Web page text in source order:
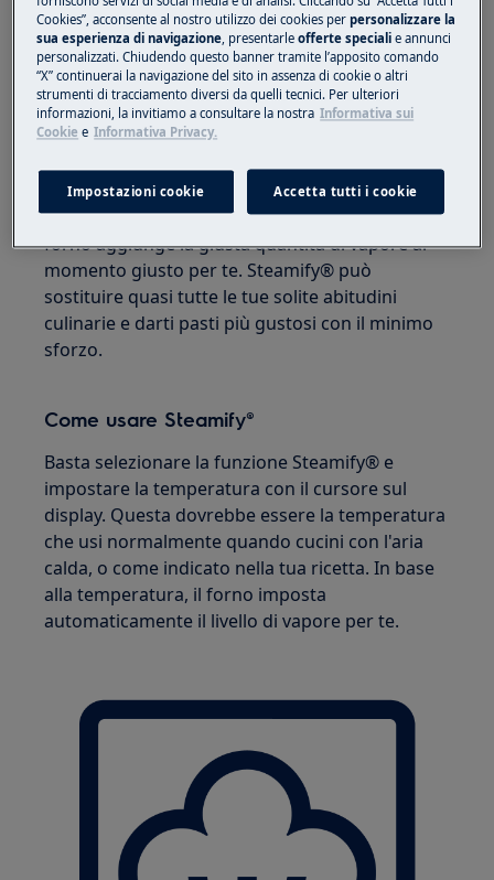
succulenti.
Steamify® è una funzione che rende la cottura a
vapore più facile di quanto tu possa
immaginare. Grazie a Steamify® non è
necessario cambiare il modo in cui cucini se sei
abituato a cucinare con aria calda o calore
superiore e inferiore. Non hai bisogno di capire
come e quando aggiungere il vapore, il tuo
forno aggiunge la giusta quantità di vapore al
momento giusto per te. Steamify® può
sostituire quasi tutte le tue solite abitudini
culinarie e darti pasti più gustosi con il minimo
sforzo.
Come usare Steamify®
Basta selezionare la funzione Steamify® e
impostare la temperatura con il cursore sul
display. Questa dovrebbe essere la temperatura
che usi normalmente quando cucini con l'aria
calda, o come indicato nella tua ricetta. In base
alla temperatura, il forno imposta
automaticamente il livello di vapore per te.
Cookies”, acconsente al nostro utilizzo dei cookies perpersonalizzare la
sua esperienza di navigazione, presentarleofferte speciali e annunci
personalizzati. Chiudendo questo banner tramite l’apposito comando
“X” continuerai la navigazione del sito in assenza di cookie o altri
strumenti di tracciamento diversi da quelli tecnici. Per ulteriori
informazioni, la invitiamo a consultare la nostra Informativa sui
Cookie e Informativa Privacy.
Impostazioni cookie Accetta tutti i cookie